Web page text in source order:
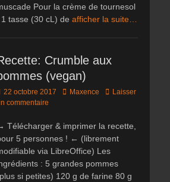
Pour la crème de tournesol
1 tasse (30 cL) de afficher la suite…
Crumble aux
(vegan)
22 octobre 2017 Author
Maxence
Laisser
commentaire
Télécharger & imprimer la recette,
5 personnes ! ← (librement
via LibreOffice) Les
: 5 grandes pommes
si petites) 120 g de farine 80 g